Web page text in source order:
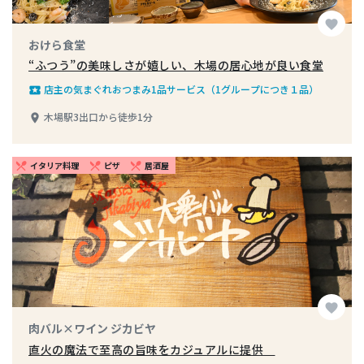
favorite
おけら食堂
“ふつう”の美味しさが嬉しい、木場の居心地が良い食堂
local_play 店主の気まぐれおつまみ1品サービス（1グループにつき１品）
place 木場駅3出口から徒歩1分
restaurant_menu イタリア料理 restaurant_menu ピザ restaurant_menu 居酒屋
favorite
肉バル×ワイン ジカビヤ
直火の魔法で至高の旨味をカジュアルに提供